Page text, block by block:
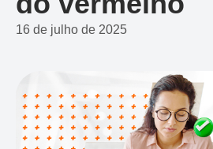
16 de julho de 2025